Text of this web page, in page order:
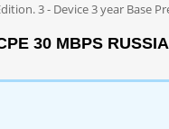
3 - Device 3 year Base
30 MBPS